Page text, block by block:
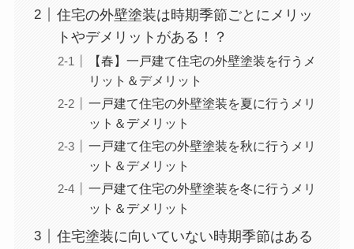
住宅の外壁塗装は時期季節ごとにメリッ
トやデメリットがある！？
【春】一戸建て住宅の外壁塗装を行うメ
リット＆デメリット
一戸建て住宅の外壁塗装を夏に行うメリ
ット＆デメリット
一戸建て住宅の外壁塗装を秋に行うメリ
ット＆デメリット
一戸建て住宅の外壁塗装を冬に行うメリ
ット＆デメリット
住宅塗装に向いていない時期季節はある